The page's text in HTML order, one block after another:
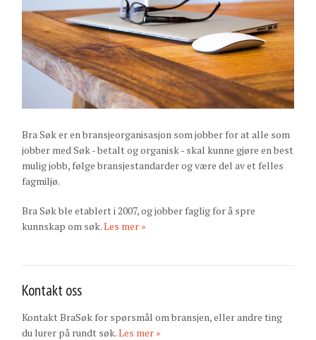
Bra Søk er en bransjeorganisasjon som jobber for at alle som
jobber med Søk - betalt og organisk - skal kunne gjøre en best
mulig jobb, følge bransjestandarder og være del av et felles
fagmiljø.
Bra Søk ble etablert i 2007, og jobber faglig for å spre
kunnskap om søk.Les mer »
Kontakt oss
Kontakt BraSøk for spørsmål om bransjen, eller andre ting
du lurer på rundt søk.Les mer »